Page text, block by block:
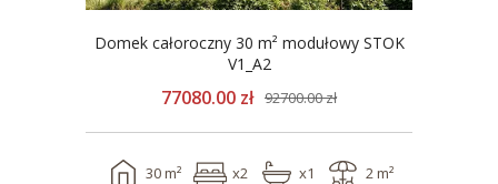
Domek całoroczny 30 m² modułowy STOK
V1_A2
77080.00 zł 92700.00 zł
30 m² x2 x1 2 m²